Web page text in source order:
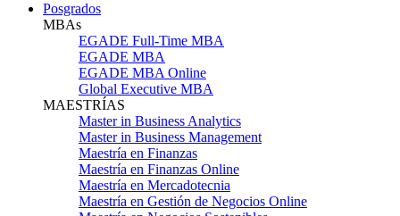
Posgrados
MBAs
EGADE Full-Time MBA
EGADE MBA
EGADE MBA Online
Global Executive MBA
MAESTRÍAS
Master in Business Analytics
Master in Business Management
Maestría en Finanzas
Maestría en Finanzas Online
Maestría en Mercadotecnia
Maestría en Gestión de Negocios Online